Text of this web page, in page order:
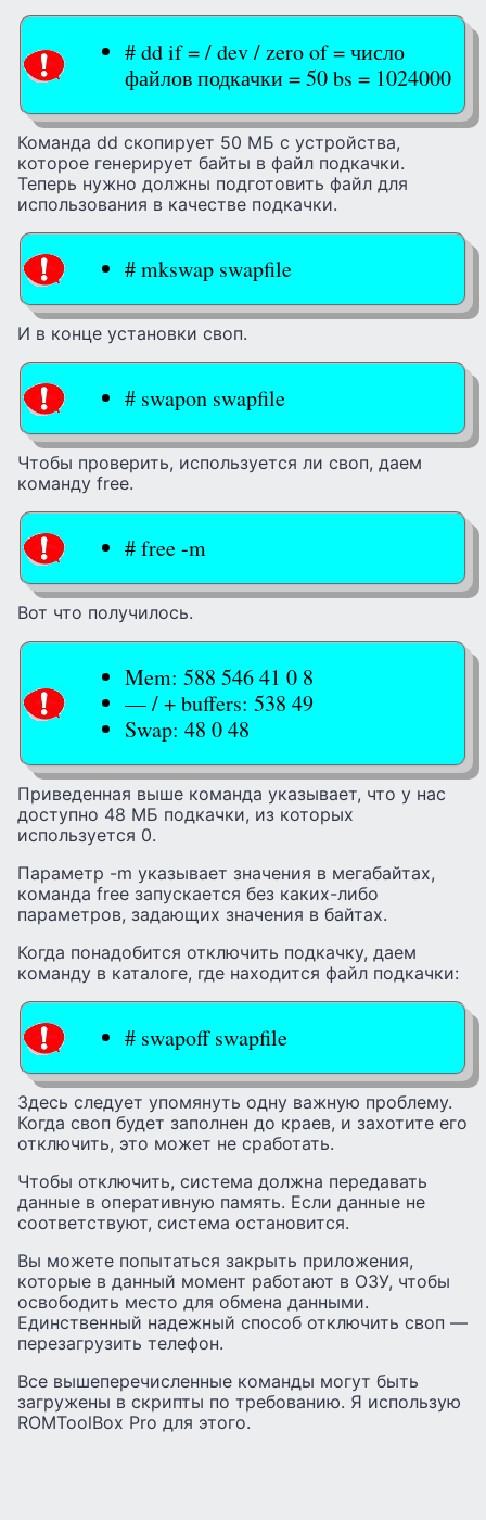
# dd if = / dev / zero of = число
файлов подкачки = 50 bs = 1024000
Команда dd скопирует 50 МБ с устройства,
которое генерирует байты в файл подкачки.
Теперь нужно должны подготовить файл для
использования в качестве подкачки.
# mkswap swapfile
И в конце установки своп.
# swapon swapfile
Чтобы проверить, используется ли своп, даем
команду free.
# free -m
Вот что получилось.
Mem: 588 546 41 0 8
— / + buffers: 538 49
Swap: 48 0 48
Приведенная выше команда указывает, что у нас
доступно 48 МБ подкачки, из которых
используется 0.
Параметр -m указывает значения в мегабайтах,
команда free запускается без каких-либо
параметров, задающих значения в байтах.
Когда понадобится отключить подкачку, даем
команду в каталоге, где находится файл подкачки:
# swapoff swapfile
Здесь следует упомянуть одну важную проблему.
Когда своп будет заполнен до краев, и захотите его
отключить, это может не сработать.
Чтобы отключить, система должна передавать
данные в оперативную память. Если данные не
соответствуют, система остановится.
Вы можете попытаться закрыть приложения,
которые в данный момент работают в ОЗУ, чтобы
освободить место для обмена данными.
Единственный надежный способ отключить своп —
перезагрузить телефон.
Все вышеперечисленные команды могут быть
загружены в скрипты по требованию. Я использую
ROMToolBox Pro для этого.